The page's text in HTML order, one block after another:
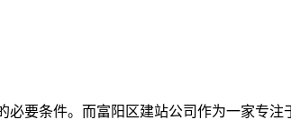
要条件。而富阳区建站公司作为一家专